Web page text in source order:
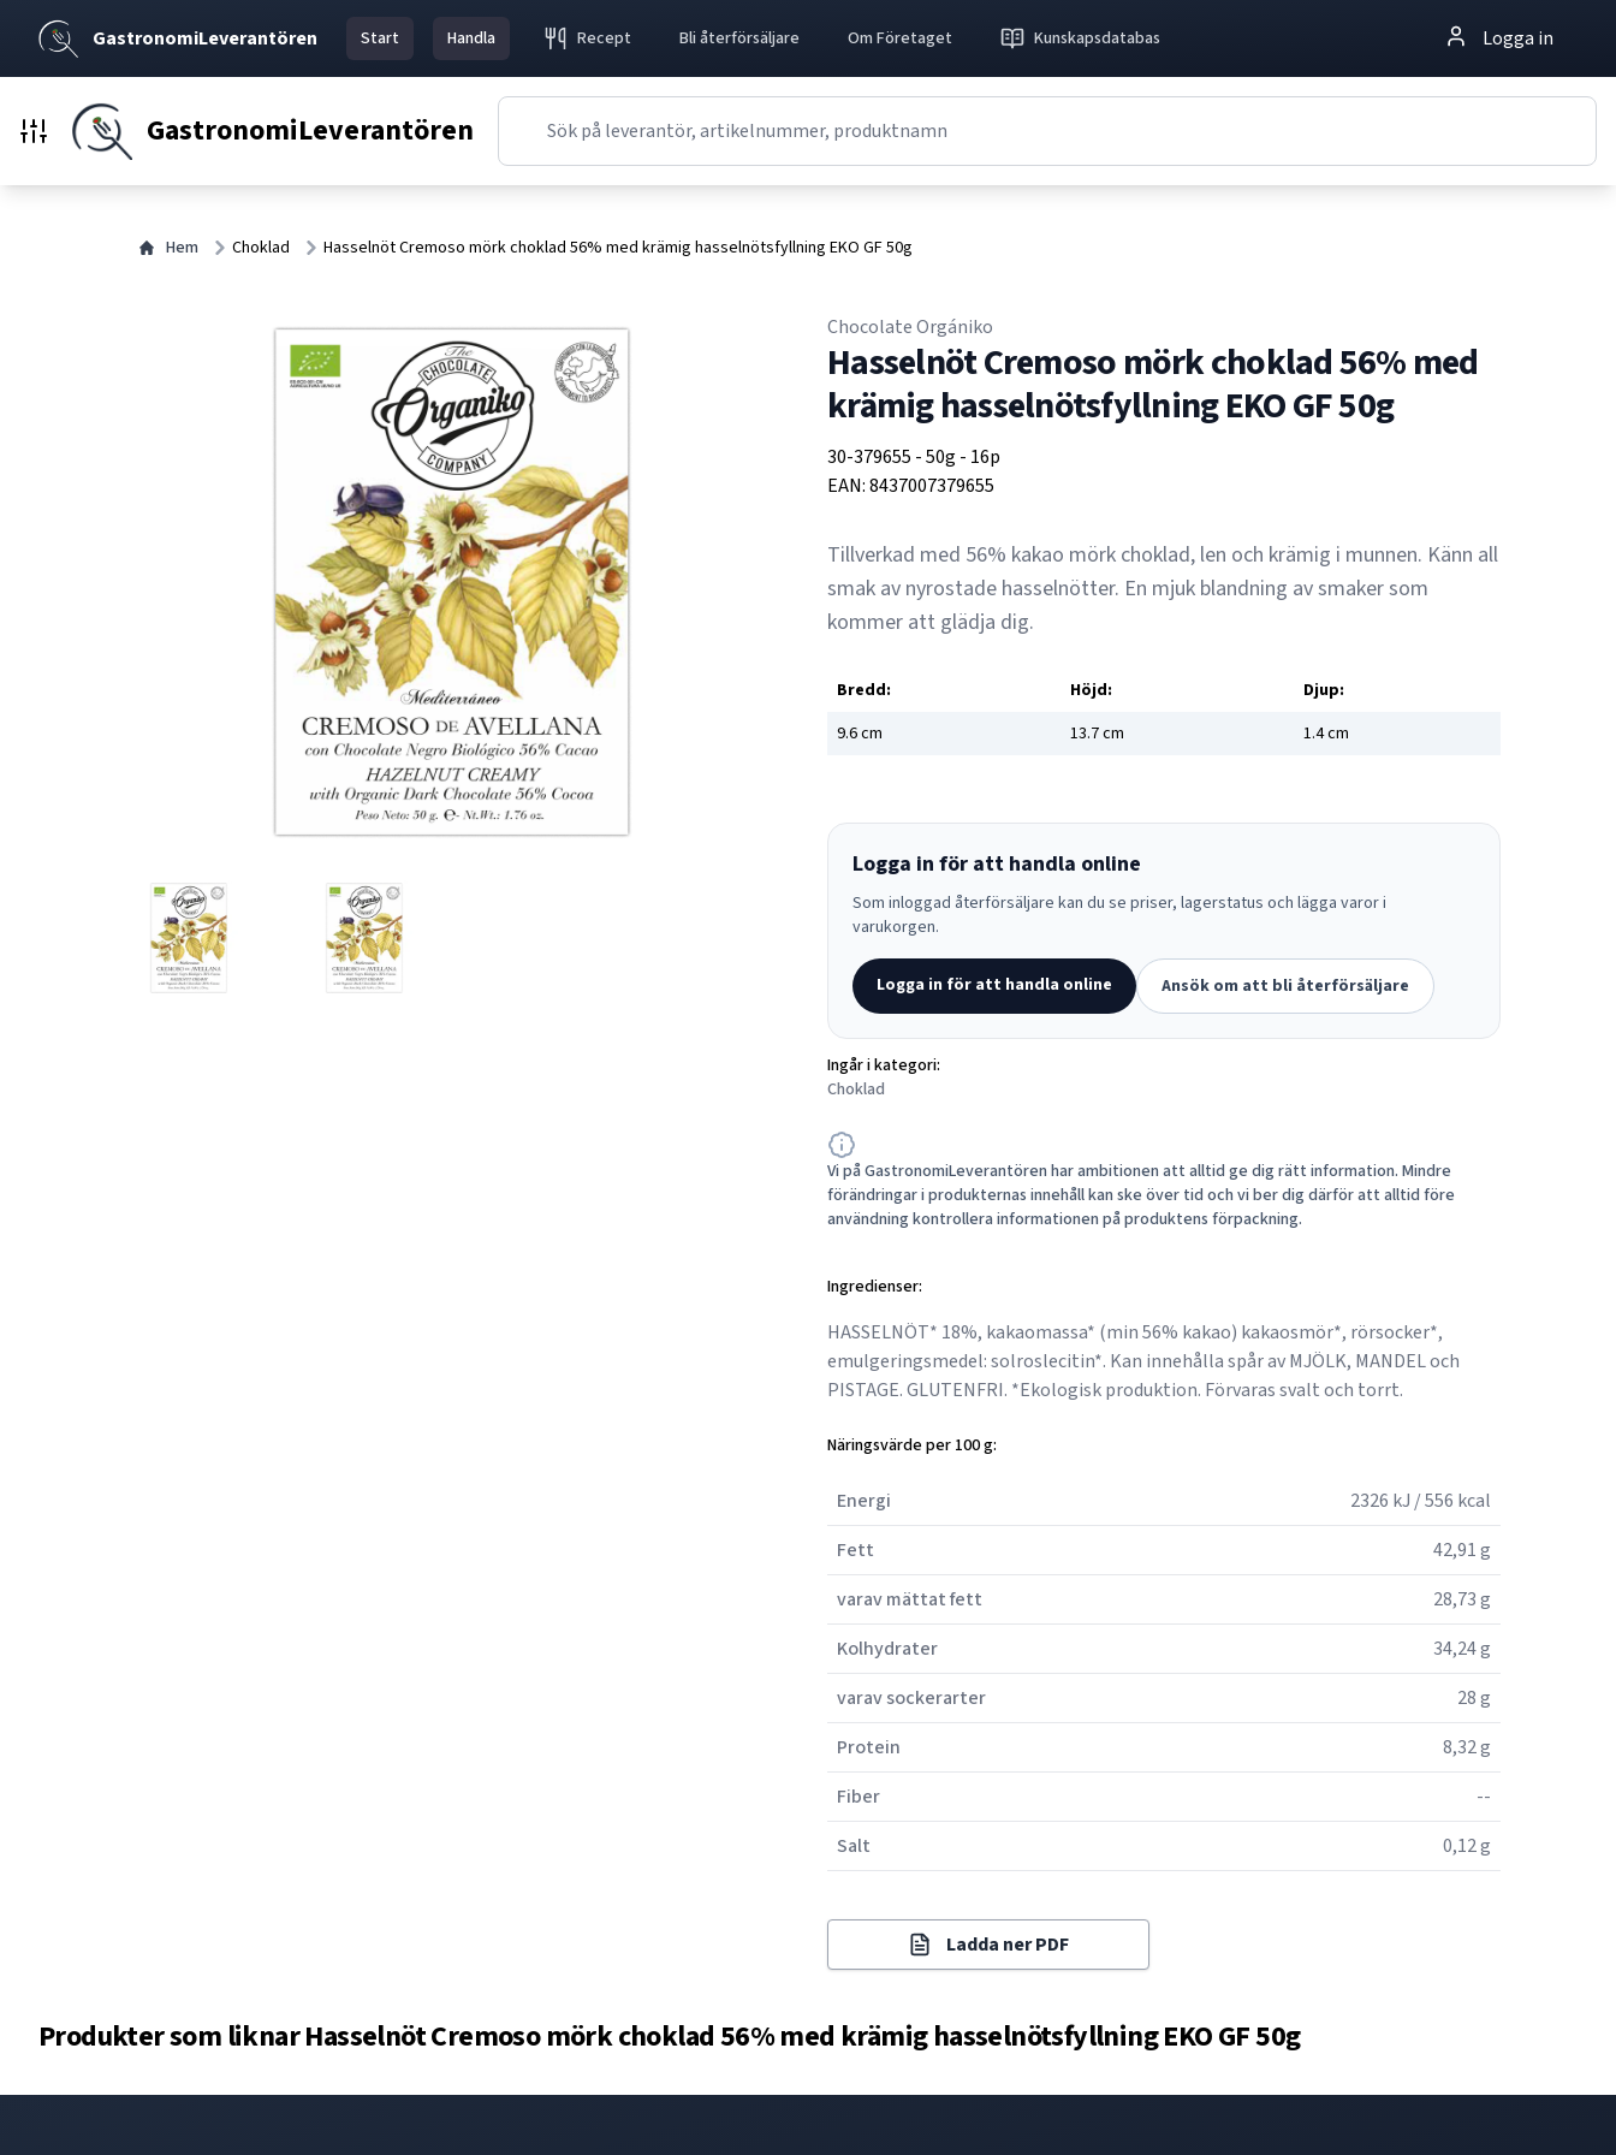
GastronomiLeverantören Start Handla Recept Bli återförsäljare Om Företaget Kunskapsdatabas Logga in
GastronomiLeverantören
Hem Choklad Hasselnöt Cremoso mörk choklad 56% med krämig hasselnötsfyllning EKO GF 50g
Chocolate Orgániko
Hasselnöt Cremoso mörk choklad 56% med
krämig hasselnötsfyllning EKO GF 50g
30-379655 -50g - 16p
EAN:8437007379655
Tillverkad med 56% kakao mörk choklad, len och krämig i munnen. Känn all
smak av nyrostade hasselnötter. En mjuk blandning av smaker som
kommer att glädja dig.
Bredd: Höjd:
Djup:
9.6cm 13.7cm 1.4cm
Logga in för att handla online
Som inloggad återförsäljare kan du se priser, lagerstatus och lägga varor i
varukorgen.
Logga in för att handla online Ansök om att bli återförsäljare
Ingår i kategori:
Choklad
Vi på GastronomiLeverantören har ambitionen att alltid ge dig rätt information. Mindre
förändringar i produkternas innehåll kan ske över tid och vi ber dig därför att alltid före
användning kontrollera informationen på produktens förpackning.
Ingredienser:
HASSELNÖT* 18%, kakaomassa* (min 56% kakao) kakaosmör*, rörsocker*,
emulgeringsmedel: solroslecitin*. Kan innehålla spår av MJÖLK, MANDEL och
PISTAGE. GLUTENFRI. *Ekologisk produktion. Förvaras svalt och torrt.
Näringsvärde per 100 g:
Energi
2326 kJ / 556 kcal
Fett
42,91 g
varav mättat fett
28,73 g
Kolhydrater
34,24 g
varav sockerarter
28 g
Protein
8,32 g
Fiber
--
Salt
0,12 g
Ladda ner PDF
Produkter som liknarHasselnöt Cremoso mörk choklad 56% med krämig hasselnötsfyllning EKO GF 50g